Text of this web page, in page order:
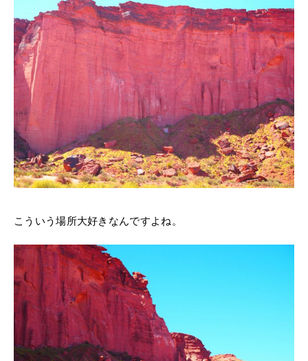
こういう場所大好きなんですよね。